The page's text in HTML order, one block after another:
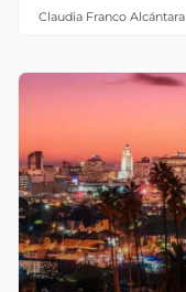
Claudia Franco Alcántara